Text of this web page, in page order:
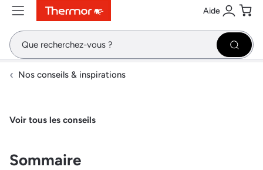
ContenuMenuRecherche Aide
Se
Nos conseils & inspirations
Voir tous les conseils
Sommaire